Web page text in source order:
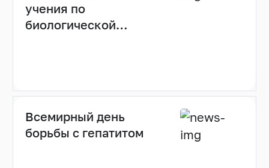
учения по
биологической
лабораторий
Всемирный день
борьбы с гепатитом